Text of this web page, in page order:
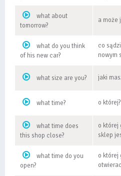
what about
tomorrow?
a może
what do you think
of his new car?
co
nowym
what size are you? jaki
what time? o której?
what time does
this shop close?
o której
sklep
what time do you
open?
o której